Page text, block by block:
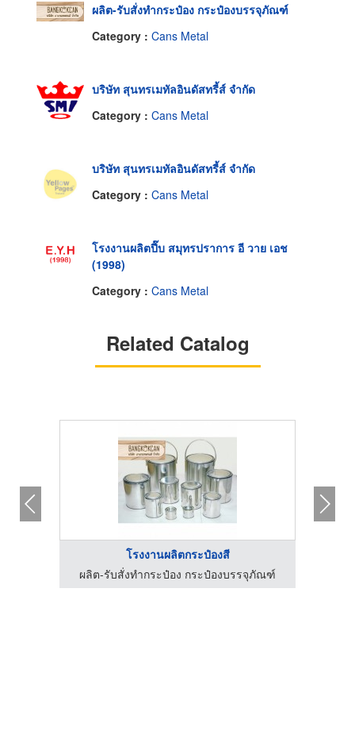
ผลิต-รับสั่งทำกระป๋อง กระป๋องบรรจุภัณฑ์
Category : Cans Metal
บริษัท สุนทรเมทัลอินดัสทรี้ส์ จำกัด
Category : Cans Metal
บริษัท สุนทรเมทัลอินดัสทรี้ส์ จำกัด
Category : Cans Metal
โรงงานผลิตปี๊บ สมุทรปราการ อี วาย เอช
(1998)
Category : Cans Metal
Related Catalog
โรงงานผลิตกระป๋องสี
ผลิต-รับสั่งทำกระป๋อง กระป๋องบรรจุภัณฑ์